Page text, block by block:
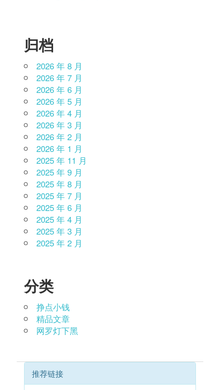
归档
2026 年 8 月
2026 年 7 月
2026 年 6 月
2026 年 5 月
2026 年 4 月
2026 年 3 月
2026 年 2 月
2026 年 1 月
2025 年 11 月
2025 年 9 月
2025 年 8 月
2025 年 7 月
2025 年 6 月
2025 年 4 月
2025 年 3 月
2025 年 2 月
分类
挣点小钱
精品文章
网罗灯下黑
推荐链接